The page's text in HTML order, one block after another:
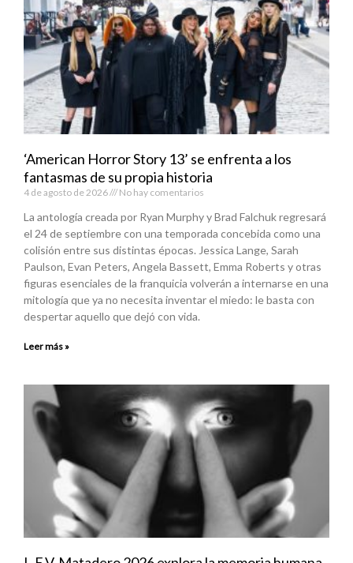
‘American Horror Story 13’ se enfrenta a los
fantasmas de su propia historia
4 de agosto de 2026 No hay comentarios
La antología creada por Ryan Murphy y Brad Falchuk regresará
el 24 de septiembre con una temporada concebida como una
colisión entre sus distintas épocas. Jessica Lange, Sarah
Paulson, Evan Peters, Angela Bassett, Emma Roberts y otras
figuras esenciales de la franquicia volverán a internarse en una
mitología que ya no necesita inventar el miedo: le basta con
despertar aquello que dejó con vida.
Leer más »